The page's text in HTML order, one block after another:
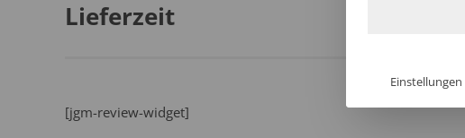
Lieferzeit
[jgm-review-widget]
Einstellungen